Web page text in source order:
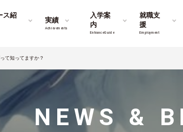
ス紹
実績
Achievements
入学案
内
Entrance Guide
就職支
援
Employment
て知ってますか？
NEWS &